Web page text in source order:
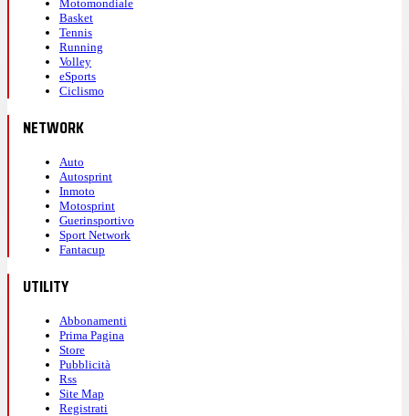
Motomondiale
Basket
Tennis
Running
Volley
eSports
Ciclismo
NETWORK
Auto
Autosprint
Inmoto
Motosprint
Guerinsportivo
Sport Network
Fantacup
UTILITY
Abbonamenti
Prima Pagina
Store
Pubblicità
Rss
Site Map
Registrati